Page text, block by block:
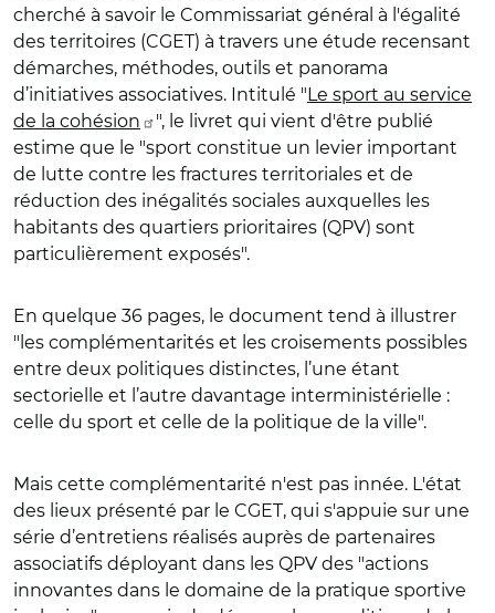
cherché à savoir le Commissariat général à l'égalité
des territoires (CGET) à travers une étude recensant
démarches, méthodes, outils et panorama
d’initiatives associatives. Intitulé "Le sport au service
de la cohésion
", le livret qui vient d'être publié
estime que le "sport constitue un levier important
de lutte contre les fractures territoriales et de
réduction des inégalités sociales auxquelles les
habitants des quartiers prioritaires (QPV) sont
particulièrement exposés".
En quelque 36 pages, le document tend à illustrer
"les complémentarités et les croisements possibles
entre deux politiques distinctes, l’une étant
sectorielle et l’autre davantage interministérielle :
celle du sport et celle de la politique de la ville".
Mais cette complémentarité n'est pas innée. L'état
des lieux présenté par le CGET, qui s'appuie sur une
série d’entretiens réalisés auprès de partenaires
associatifs déployant dans les QPV des "actions
innovantes dans le domaine de la pratique sportive